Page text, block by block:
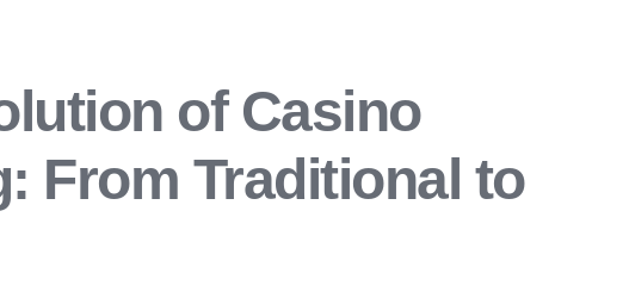
of Casino
From Traditional to